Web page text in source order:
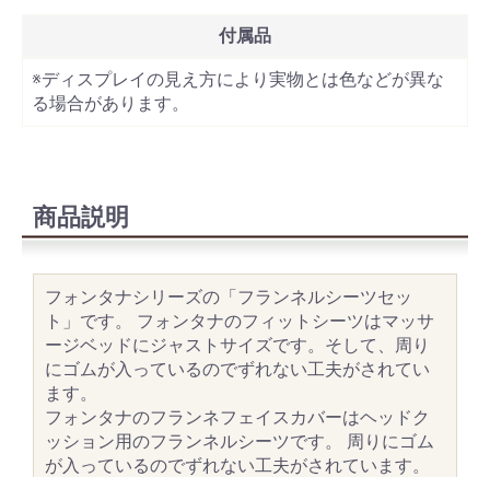
付属品
※ディスプレイの見え方により実物とは色などが異な
る場合があります。
商品説明
フォンタナシリーズの「フランネルシーツセッ
ト」です。 フォンタナのフィットシーツはマッサ
ージベッドにジャストサイズです。そして、周り
にゴムが入っているのでずれない工夫がされてい
ます。
フォンタナのフランネフェイスカバーはヘッドク
ッション用のフランネルシーツです。 周りにゴム
が入っているのでずれない工夫がされています。